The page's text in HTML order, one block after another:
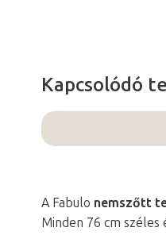
Kapcsolódó
A Fabulo nemszőtt
Minden 76 cm széles